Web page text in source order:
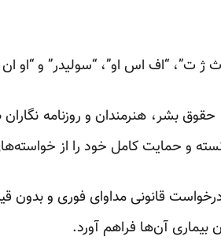
ت”، “اف اس او”، “سولیدر” و “او
سیاسی، حقوق بشر، هنرمندان و روزنامه
و حمایت کامل خود را از خواسته‌های
قانونی مداوای فوری و بدون
بیماری آن‌ها فراهم آورد.